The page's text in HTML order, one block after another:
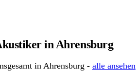
in Ahrensburg
in Ahrensburg - alle ansehen